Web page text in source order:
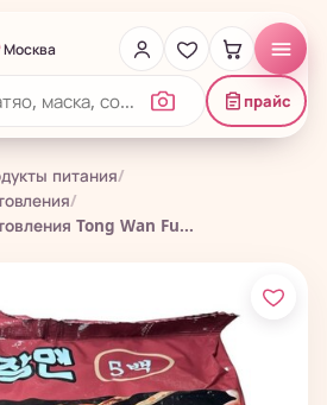
Москва
прайс
питания/
/
Tong Wan Fu...